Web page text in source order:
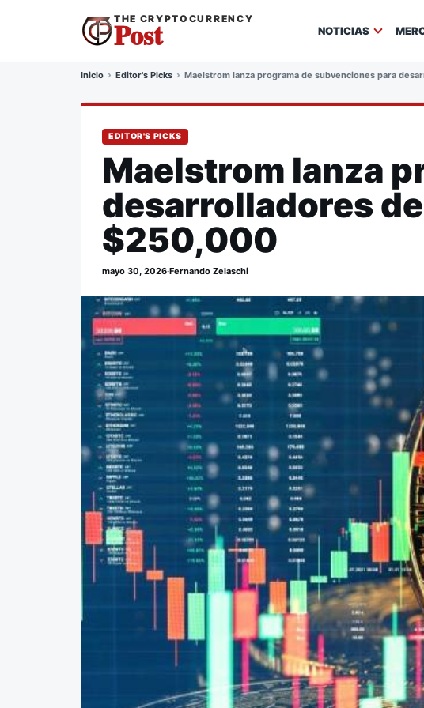
THE CRYPTOCURRENCY
Post NOTICIAS
Inicio Editor's Picks Maelstrom lanza programa de subvenciones para
EDITOR'S PICKS
Maelstrom lanza
desarrolladores
$250,000
mayo 30, 2026·Fernando Zelaschi